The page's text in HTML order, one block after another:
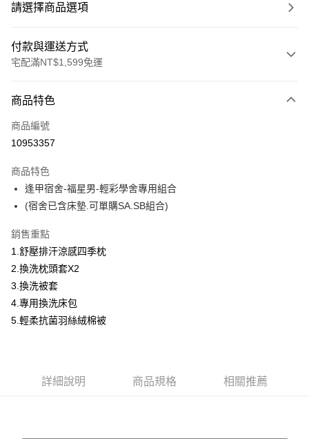
請選擇商品選項
付款與運送方式
宅配滿NT$1,599免運
信用卡一次付款
LINE Pay
街口支付
悠遊付
全盈+PAY
運送方式
物流宅配
每筆NT$150，滿NT$1,599(含以上)免運費
商品特色
商品編號
10953357
商品特色
逢甲宿舍-福星男-輕彩學舍專用組合
(宿舍已含床墊.可單購SA.SB組合)
銷售重點
1.舒壓排汗涼感四季枕
2.換洗枕頭套X2
3.換洗被套
4.專用換洗床包
5.輕柔抗菌羽絲絨棉被
詳細說明 商品規格 相關推薦